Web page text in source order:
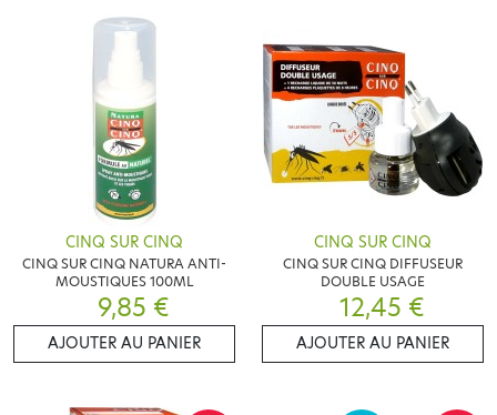
CINQ SUR CINQ
CINQ SUR CINQ NATURA ANTI-
MOUSTIQUES 100ML
9,85 €
AJOUTER AU PANIER
CINQ SUR CINQ
CINQ SUR CINQ DIFFUSEUR
DOUBLE USAGE
12,45 €
AJOUTER AU PANIER